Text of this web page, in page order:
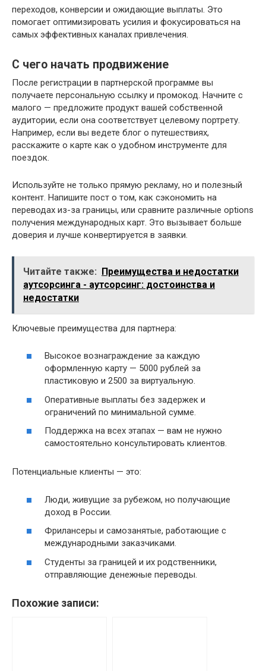
переходов, конверсии и ожидающие выплаты. Это
помогает оптимизировать усилия и фокусироваться на
самых эффективных каналах привлечения.
С чего начать продвижение
После регистрации в партнерской программе вы
получаете персональную ссылку и промокод. Начните с
малого — предложите продукт вашей собственной
аудитории, если она соответствует целевому портрету.
Например, если вы ведете блог о путешествиях,
расскажите о карте как о удобном инструменте для
поездок.
Используйте не только прямую рекламу, но и полезный
контент. Напишите пост о том, как сэкономить на
переводах из-за границы, или сравните различные options
получения международных карт. Это вызывает больше
доверия и лучше конвертируется в заявки.
Читайте также: Преимущества и недостатки
аутсорсинга - аутсорсинг: достоинства и
недостатки
Ключевые преимущества для партнера:
Высокое вознаграждение за каждую
оформленную карту — 5000 рублей за
пластиковую и 2500 за виртуальную.
Оперативные выплаты без задержек и
ограничений по минимальной сумме.
Поддержка на всех этапах — вам не нужно
самостоятельно консультировать клиентов.
Потенциальные клиенты — это:
Люди, живущие за рубежом, но получающие
доход в России.
Фрилансеры и самозанятые, работающие с
международными заказчиками.
Студенты за границей и их родственники,
отправляющие денежные переводы.
Похожие записи: